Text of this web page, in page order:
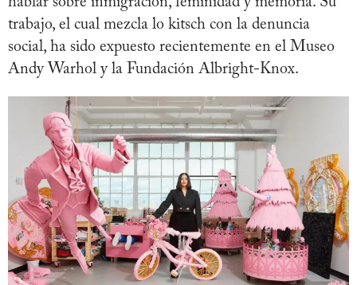
trabajo, el cual mezcla lo kitsch con la denuncia
social, ha sido expuesto recientemente en el Museo
Andy Warhol y la Fundación Albright-Knox.